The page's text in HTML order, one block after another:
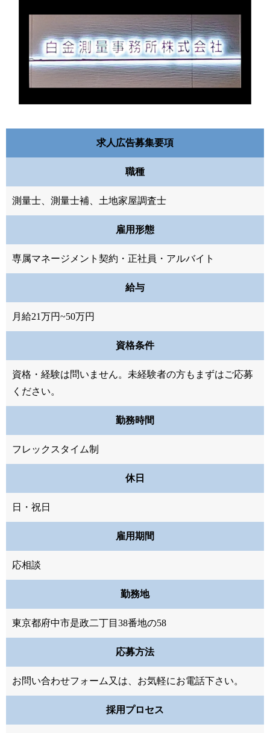
求人広告募集要項
職種
測量士、測量士補、土地家屋調査士
雇用形態
専属マネージメント契約・正社員・アルバイト
給与
月給21万円~50万円
資格条件
資格・経験は問いません。未経験者の方もまずはご応募
ください。
勤務時間
フレックスタイム制
休日
日・祝日
雇用期間
応相談
勤務地
東京都府中市是政二丁目38番地の58
応募方法
お問い合わせフォーム又は、お気軽にお電話下さい。
採用プロセス